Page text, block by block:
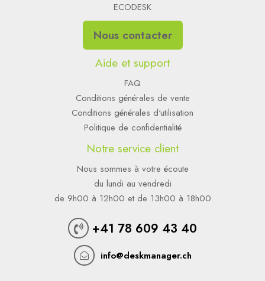
ECODESK
Nous contacter
Aide et support
FAQ
Conditions générales de vente
Conditions générales d'utilisation
Politique de confidentialité
Notre service client
Nous sommes à votre écoute
du lundi au vendredi
de 9h00 à 12h00 et de 13h00 à 18h00
+41 78 609 43 40
info@deskmanager.ch